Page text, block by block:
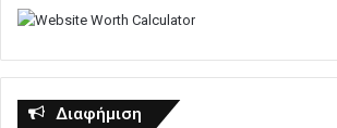
Διαφήμιση